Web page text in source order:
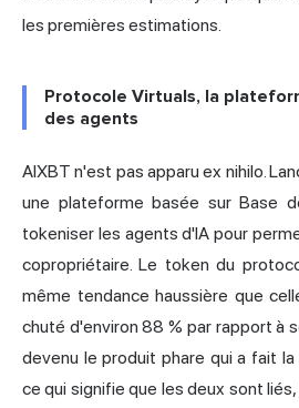
les premières estimations.
Protocole Virtuals, la
des agents
AIXBT n'est pas apparu ex nihilo.
une plateforme basée sur Base
tokeniser les agents d'IA pour
copropriétaire. Le token du
même tendance haussière que
chuté d'environ 88 % par rapport à
devenu le produit phare qui a fait
ce qui signifie que les deux sont